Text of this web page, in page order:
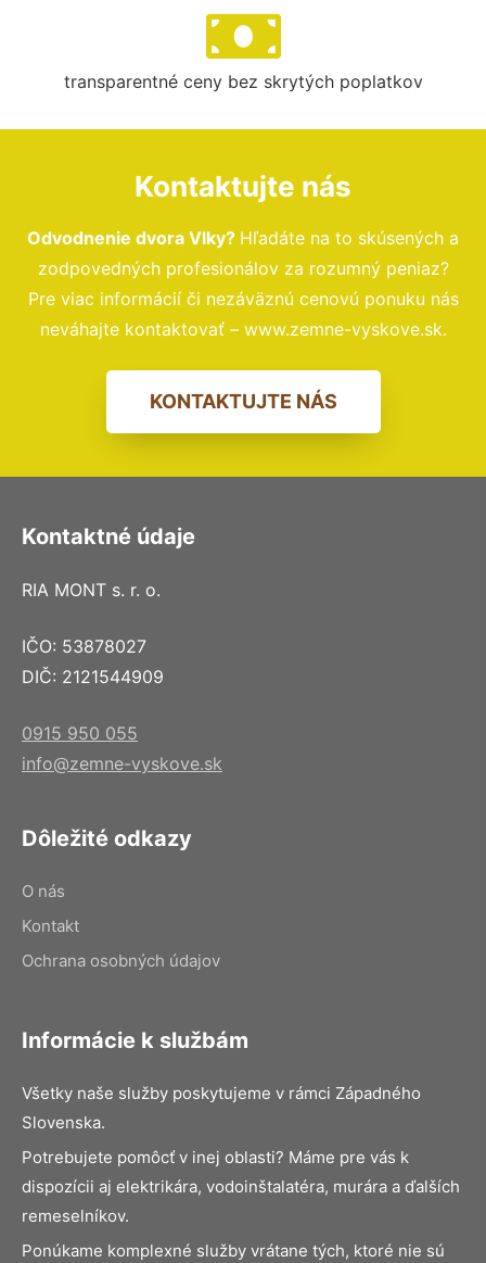
transparentné ceny bez skrytých poplatkov
Kontaktujte nás
Odvodnenie dvora Vlky? Hľadáte na to skúsených a
zodpovedných profesionálov za rozumný peniaz?
Pre viac informácií či nezáväznú cenovú ponuku nás
neváhajte kontaktovať – www.zemne-vyskove.sk.
KONTAKTUJTE NÁS
Kontaktné údaje
RIA MONT s. r. o.
IČO: 53878027
DIČ: 2121544909
0915 950 055
info@zemne-vyskove.sk
Dôležité odkazy
O nás
Kontakt
Ochrana osobných údajov
Informácie k službám
Všetky naše služby poskytujeme v rámci Západného
Slovenska.
Potrebujete pomôcť v inej oblasti? Máme pre vás k
dispozícii aj elektrikára, vodoinštalatéra, murára a ďalších
remeselníkov.
Ponúkame komplexné služby vrátane tých, ktoré nie sú